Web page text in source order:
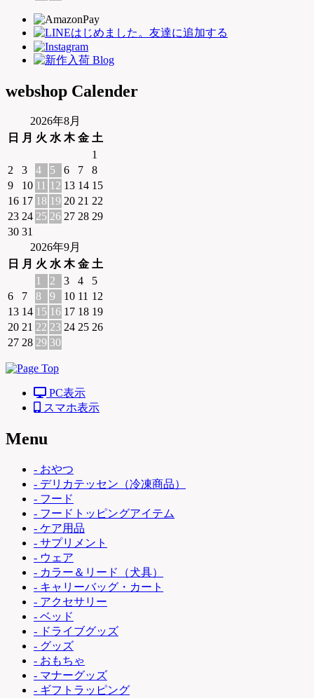
webshop Calender
2026年8月
日 月 火 水 木 金 土
1
2
3 4 5 6 7
8
9
10 11 12 13 14 15
16 17 18 19 20 21 22
23 24 25 26 27 28 29
30 31
2026年9月
日 月 火 水 木 金 土
1
2 3 4
5
6
7 8 9 10 11 12
13 14 15 16 17 18 19
20 21 22 23 24 25 26
27 28 29 30
PC表示
スマホ表示
Menu
- おやつ
- デリカテッセン（冷凍商品）
- フード
- フードトッピングアイテム
- ケア用品
- サプリメント
- ウェア
- カラー＆リード（犬具）
- キャリーバッグ・カート
- アクセサリー
- ベッド
- ドライブグッズ
- グッズ
- おもちゃ
- マナーグッズ
- ギフトラッピング